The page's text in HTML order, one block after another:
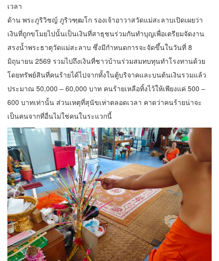
เวลา
ด้าน พระภูริวิชญ์ ภูริวฑฺฒโก รองเจ้าอาวาสวัดแม่สะลาบเปิดเผยว่า
เงินที่ถูกขโมยไปนั้นเป็นเงินที่สาธุชนร่วมกันทำบุญเพื่อเตรียมจัดงาน
สรงน้ำพระธาตุวัดแม่สะลาบ ซึ่งมีกำหนดการจะจัดขึ้นในวันที่ 8
มิถุนายน 2569 รวมไปถึงเงินที่ชาวบ้านร่วมสมทบทุนทำโรงทานด้วย
โดยทรัพย์สินที่คนร้ายได้ไปจากทั้งในตู้บริจาคและบนต้นเงินรวมแล้ว
ประมาณ 50,000 – 60,000 บาท คนร้ายเหลือทิ้งไว้ให้เพียงแค่ 500 –
600 บาทเท่านั้น ส่วนเหตุที่สุนัขเห่าตลอดเวลา คาดว่าคนร้ายน่าจะ
เป็นคนจากที่อื่นไม่ใช่คนในระแวกนี้